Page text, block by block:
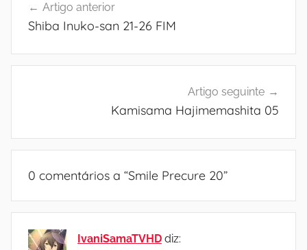
de
Artigo anterior
Shiba Inuko-san 21-26 FIM
Artigo seguinte
Kamisama Hajimemashita 05
0 comentários a “Smile Precure 20”
IvaniSamaTVHD diz: